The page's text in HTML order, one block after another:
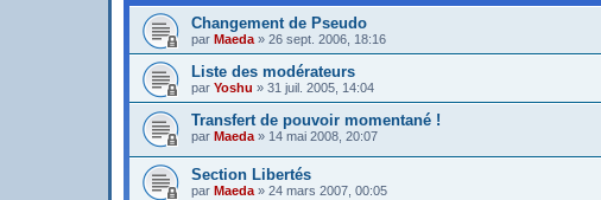
Changement de Pseudo
par Maeda » 26 sept. 2006, 18:16
Liste des modérateurs
par Yoshu » 31 juil. 2005, 14:04
Transfert de pouvoir momentané !
par Maeda » 14 mai 2008, 20:07
Section Libertés
par Maeda » 24 mars 2007, 00:05